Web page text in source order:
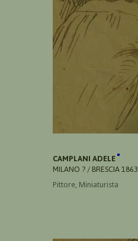
CAMPLANI ADELE
MILANO ? / BRESCIA 1863
Pittore, Miniaturista